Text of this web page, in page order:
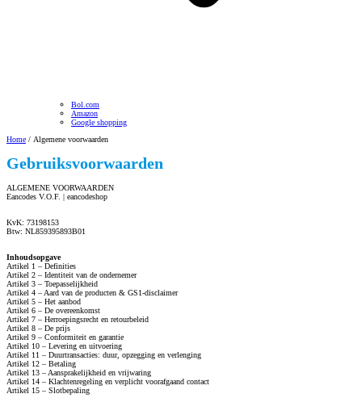
Bol.com
Amazon
Google shopping
Home / Algemene voorwaarden
Gebruiksvoorwaarden
ALGEMENE VOORWAARDEN
Eancodes V.O.F. | eancodeshop
KvK: 73198153
Btw: NL859395893B01
Inhoudsopgave
Artikel 1 – Definities
Artikel 2 – Identiteit van de ondernemer
Artikel 3 – Toepasselijkheid
Artikel 4 – Aard van de producten & GS1-disclaimer
Artikel 5 – Het aanbod
Artikel 6 – De overeenkomst
Artikel 7 – Herroepingsrecht en retourbeleid
Artikel 8 – De prijs
Artikel 9 – Conformiteit en garantie
Artikel 10 – Levering en uitvoering
Artikel 11 – Duurtransacties: duur, opzegging en verlenging
Artikel 12 – Betaling
Artikel 13 – Aansprakelijkheid en vrijwaring
Artikel 14 – Klachtenregeling en verplicht voorafgaand contact
Artikel 15 – Slotbepaling